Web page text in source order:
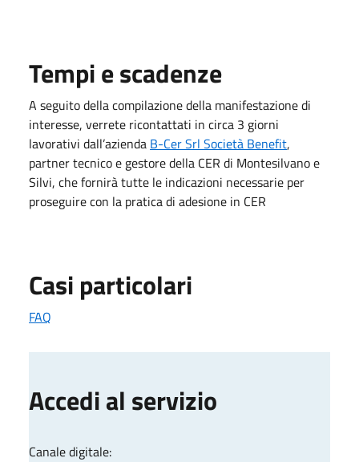
Tempi e scadenze
A seguito della compilazione della manifestazione di
interesse, verrete ricontattati in circa 3 giorni
lavorativi dall’azienda B-Cer Srl Società Benefit,
partner tecnico e gestore della CER di Montesilvano e
Silvi, che fornirà tutte le indicazioni necessarie per
proseguire con la pratica di adesione in CER
Casi particolari
FAQ
Accedi al servizio
Canale digitale: